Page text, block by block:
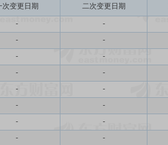
次变更日期 二次变更日期
- -
- -
- -
- -
- -
- -
- -
- -